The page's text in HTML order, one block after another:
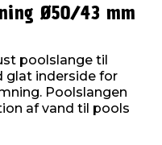
Ø50/43 mm
poolslange til
glat inderside for
Poolslangen
af vand til pools